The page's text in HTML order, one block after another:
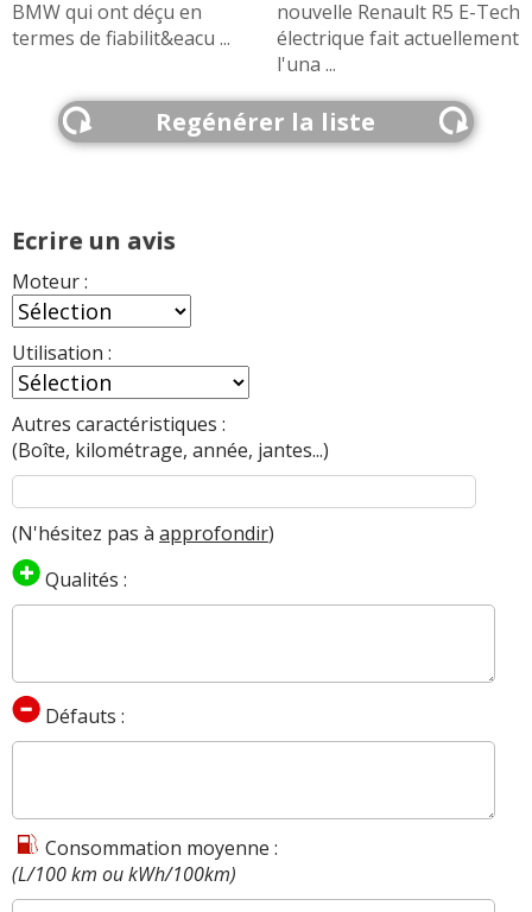
BMW qui ont déçu en
termes de fiabilit&eacu ...
nouvelle Renault R5 E-Tech
électrique fait actuellement
l'una ...
Regénérer la liste
Ecrire un avis
Moteur :
Utilisation :
Autres caractéristiques :
(Boîte, kilométrage, année, jantes...)
(N'hésitez pas à approfondir)
Qualités :
Défauts :
Consommation moyenne :
(L/100 km ou kWh/100km)